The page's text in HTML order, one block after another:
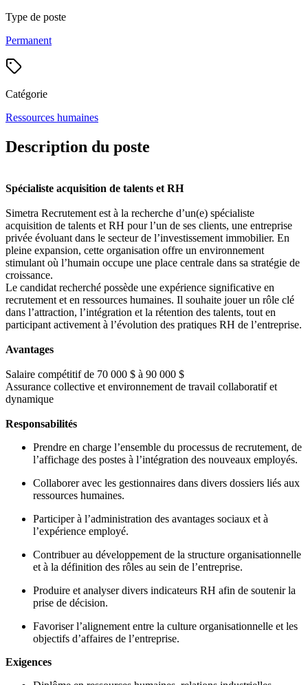
Type de poste
Permanent
Catégorie
Ressources humaines
Description du poste
Spécialiste acquisition de talents et RH
Simetra Recrutement est à la recherche d’un(e) spécialiste
acquisition de talents et RH pour l’un de ses clients, une entreprise
privée évoluant dans le secteur de l’investissement immobilier. En
pleine expansion, cette organisation offre un environnement
stimulant où l’humain occupe une place centrale dans sa stratégie de
croissance.
Le candidat recherché possède une expérience significative en
recrutement et en ressources humaines. Il souhaite jouer un rôle clé
dans l’attraction, l’intégration et la rétention des talents, tout en
participant activement à l’évolution des pratiques RH de l’entreprise.
Avantages
Salaire compétitif de 70 000 $ à 90 000 $
Assurance collective et environnement de travail collaboratif et
dynamique
Responsabilités
Prendre en charge l’ensemble du processus de recrutement, de
l’affichage des postes à l’intégration des nouveaux employés.
Collaborer avec les gestionnaires dans divers dossiers liés aux
ressources humaines.
Participer à l’administration des avantages sociaux et à
l’expérience employé.
Contribuer au développement de la structure organisationnelle
et à la définition des rôles au sein de l’entreprise.
Produire et analyser divers indicateurs RH afin de soutenir la
prise de décision.
Favoriser l’alignement entre la culture organisationnelle et les
objectifs d’affaires de l’entreprise.
Exigences